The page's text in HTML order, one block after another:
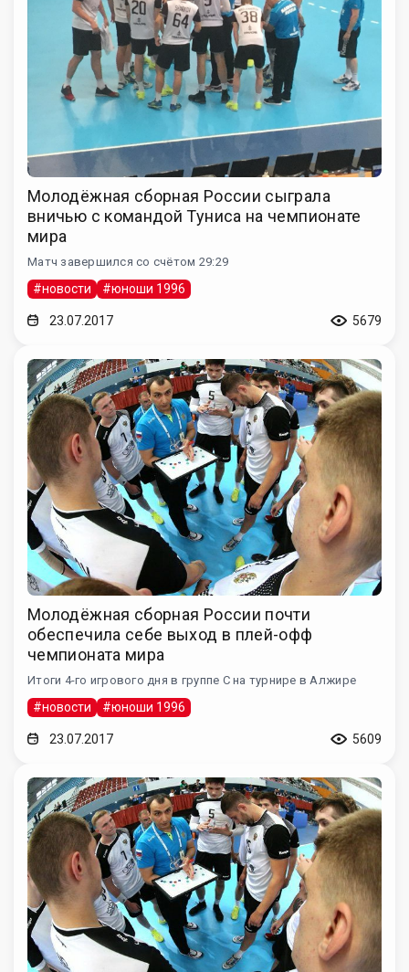
Молодёжная сборная России сыграла
вничью с командой Туниса на чемпионате
мира
Матч завершился со счётом 29:29
#новости #юноши 1996
23.07.2017 5679
Молодёжная сборная России почти
обеспечила себе выход в плей-офф
чемпионата мира
Итоги 4-го игрового дня в группе С на турнире в Алжире
#новости #юноши 1996
23.07.2017 5609